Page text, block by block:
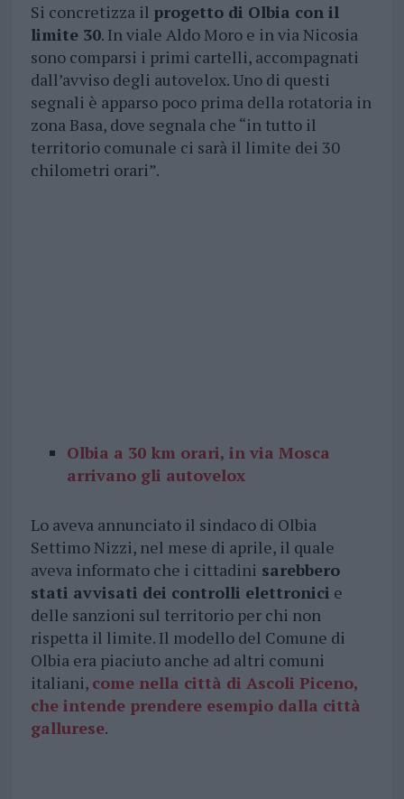
Si concretizza il progetto di Olbia con il
limite 30. In viale Aldo Moro e in via Nicosia
sono comparsi i primi cartelli, accompagnati
dall’avviso degli autovelox. Uno di questi
segnali è apparso poco prima della rotatoria in
zona Basa, dove segnala che “in tutto il
territorio comunale ci sarà il limite dei 30
chilometri orari”.
Olbia a 30 km orari, in via Mosca
arrivano gli autovelox
Lo aveva annunciato il sindaco di Olbia
Settimo Nizzi, nel mese di aprile, il quale
aveva informato che i cittadini sarebbero
stati avvisati dei controlli elettronici e
delle sanzioni sul territorio per chi non
rispetta il limite. Il modello del Comune di
Olbia era piaciuto anche ad altri comuni
italiani, come nella città di Ascoli Piceno,
che intende prendere esempio dalla città
gallurese.